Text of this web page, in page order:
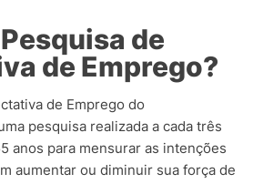
de
de Emprego?
de Emprego do
pesquisa realizada a cada três
anos para mensurar as intenções
aumentar ou diminuir sua força de